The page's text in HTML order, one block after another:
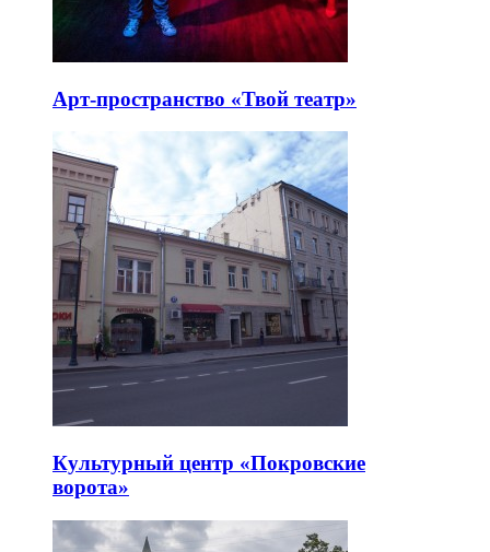
Арт-пространство «Твой театр»
Культурный центр «Покровские
ворота»